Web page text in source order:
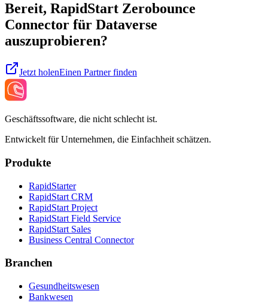
Bereit, RapidStart Zerobounce
Connector für Dataverse
auszuprobieren?
Jetzt holenEinen Partner finden
Geschäftssoftware, die nicht schlecht ist.
Entwickelt für Unternehmen, die Einfachheit schätzen.
Produkte
RapidStarter
RapidStart CRM
RapidStart Project
RapidStart Field Service
RapidStart Sales
Business Central Connector
Branchen
Gesundheitswesen
Bankwesen